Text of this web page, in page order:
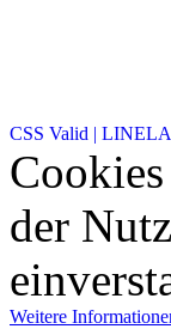
CSS Valid |
der
Weitere